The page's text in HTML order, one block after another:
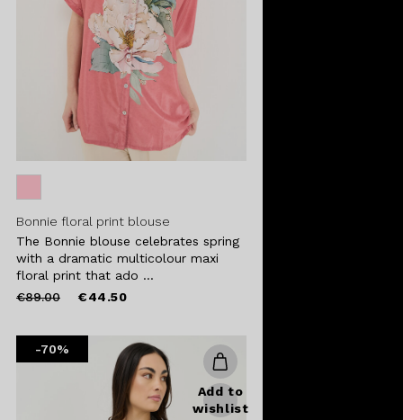
Bonnie floral print blouse
The Bonnie blouse celebrates spring
with a dramatic multicolour maxi
floral print that ado ...
Price
€89.00to €44.50
-70%
Add to
wishlist